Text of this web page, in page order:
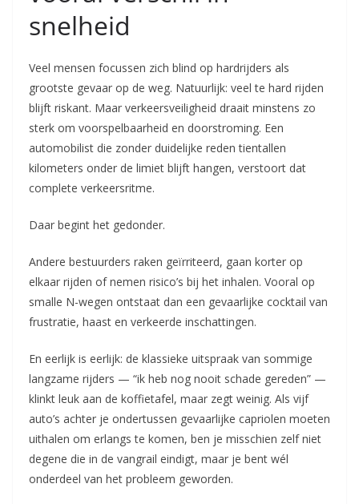
snelheid
Veel mensen focussen zich blind op hardrijders als
grootste gevaar op de weg. Natuurlijk: veel te hard rijden
blijft riskant. Maar verkeersveiligheid draait minstens zo
sterk om voorspelbaarheid en doorstroming. Een
automobilist die zonder duidelijke reden tientallen
kilometers onder de limiet blijft hangen, verstoort dat
complete verkeersritme.
Daar begint het gedonder.
Andere bestuurders raken geïrriteerd, gaan korter op
elkaar rijden of nemen risico’s bij het inhalen. Vooral op
smalle N-wegen ontstaat dan een gevaarlijke cocktail van
frustratie, haast en verkeerde inschattingen.
En eerlijk is eerlijk: de klassieke uitspraak van sommige
langzame rijders — “ik heb nog nooit schade gereden” —
klinkt leuk aan de koffietafel, maar zegt weinig. Als vijf
auto’s achter je ondertussen gevaarlijke capriolen moeten
uithalen om erlangs te komen, ben je misschien zelf niet
degene die in de vangrail eindigt, maar je bent wél
onderdeel van het probleem geworden.